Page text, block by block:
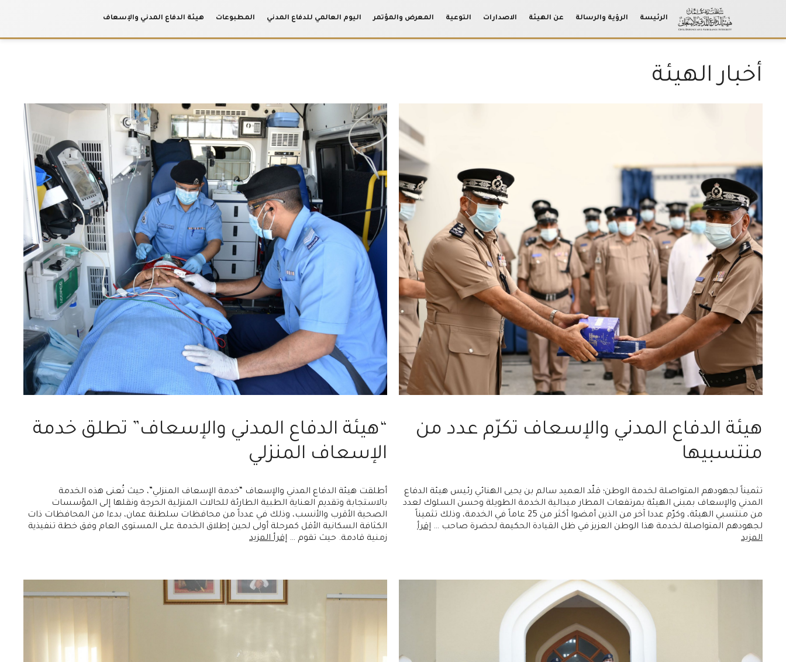
الرئيسة الرؤية والرسالة عن الهيئة الاصدارات التوعية المعرض والمؤتمر اليوم العالمي للدفاع المدني المطبوعات هيئة الدفاع المدني والإسعاف
contentأخبار الهيئة
“هيئة الدفاع المدني والإسعاف” تطلق خدمة
الإسعاف المنزلي
أطلقت هيئة الدفاع المدني والإسعاف “خدمة الإسعاف المنزلي”، حيث تُعنى هذه الخدمة
بالاستجابة وتقديم العناية الطبية الطارئة للحالات المنزلية الحرجة ونقلها إلى المؤسسات
الصحية الأقرب والأنسب، وذلك في عدداً من محافظات سلطنة عمان، بدءا من المحافظات ذات
الكثافة السكانية الأقل كمرحلة أولى لحين إطلاق الخدمة على المستوى العام وفق خطة تنفيذية
زمنية قادمة. حيث تقوم … إقرأ المزيد
هيئة الدفاع المدني والإسعاف تكرّم عدد من
منتسبيها
تثميناً لجهودهم المتواصلة لخدمة الوطن؛ قلّد العميد سالم بن يحيى الهنائي رئيس هيئة الدفاع
المدني والإسعاف بمبنى الهيئة بمرتفعات المطار ميدالية الخدمة الطويلة وحسن السلوك لعدد
من منتسبي الهيئة، وكرّم عددا آخر من الذين أمضوا أكثر من 25 عاماً في الخدمة، وذلك تثميناً
لجهودهم المتواصلة لخدمة هذا الوطن العزيز في ظل القيادة الحكيمة لحضرة صاحب … إقرأ
المزيد